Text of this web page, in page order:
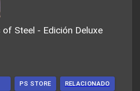
of Steel - Edición Deluxe
PS STORE RELACIONADO